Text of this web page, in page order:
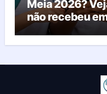
Meia 2026?
não recebeu
o calendário